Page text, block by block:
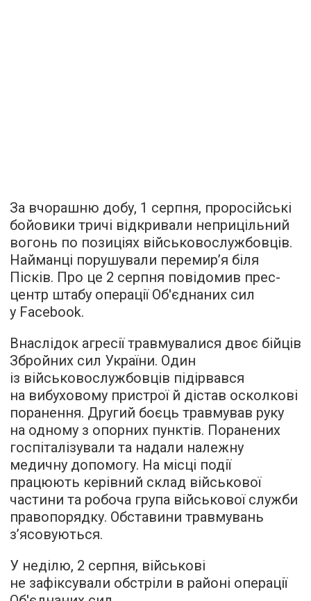
За вчорашню добу, 1 серпня, проросійські
бойовики тричі відкривали неприцільний
вогонь по позиціях військовослужбовців.
Найманці порушували перемир’я біля
Пісків. Про це 2 серпня повідомив прес-
центр штабу операції Об'єднаних сил
у Facebook.
Внаслідок агресії травмувалися двоє бійців
Збройних сил України. Один
із військовослужбовців підірвався
на вибуховому пристрої й дістав осколкові
поранення. Другий боєць травмував руку
на одному з опорних пунктів. Поранених
госпіталізували та надали належну
медичну допомогу. На місці події
працюють керівний склад військової
частини та робоча група військової служби
правопорядку. Обставини травмувань
з’ясовуються.
У неділю, 2 серпня, військові
не зафіксували обстріли в районі операції